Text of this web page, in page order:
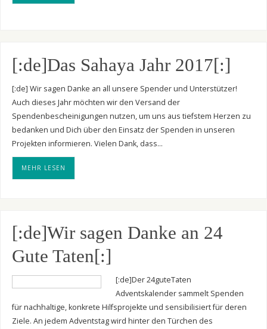
[:de]Das Sahaya Jahr 2017[:]
[:de] Wir sagen Danke an all unsere Spender und Unterstützer!
Auch dieses Jahr möchten wir den Versand der
Spendenbescheinigungen nutzen, um uns aus tiefstem Herzen zu
bedanken und Dich über den Einsatz der Spenden in unseren
Projekten informieren. Vielen Dank, dass…
MEHR LESEN
[:de]Wir sagen Danke an 24
Gute Taten[:]
[:de]Der 24guteTaten
Adventskalender sammelt Spenden
für nachhaltige, konkrete Hilfsprojekte und sensibilisiert für deren
Ziele. An jedem Adventstag wird hinter den Türchen des